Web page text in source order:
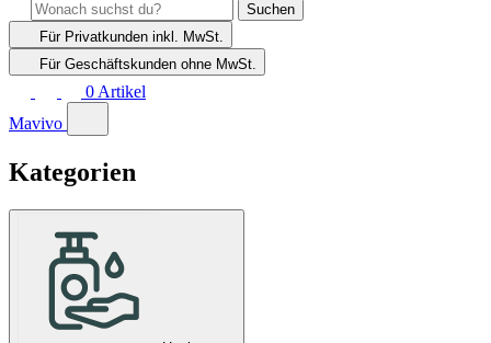
Suchen
Für Privatkunden inkl. MwSt.
Für Geschäftskunden ohne MwSt.
0 Artikel
Mavivo
Kategorien